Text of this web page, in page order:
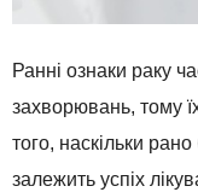
Ранні ознаки раку
захворювань, тому
того, наскільки
залежить успіх